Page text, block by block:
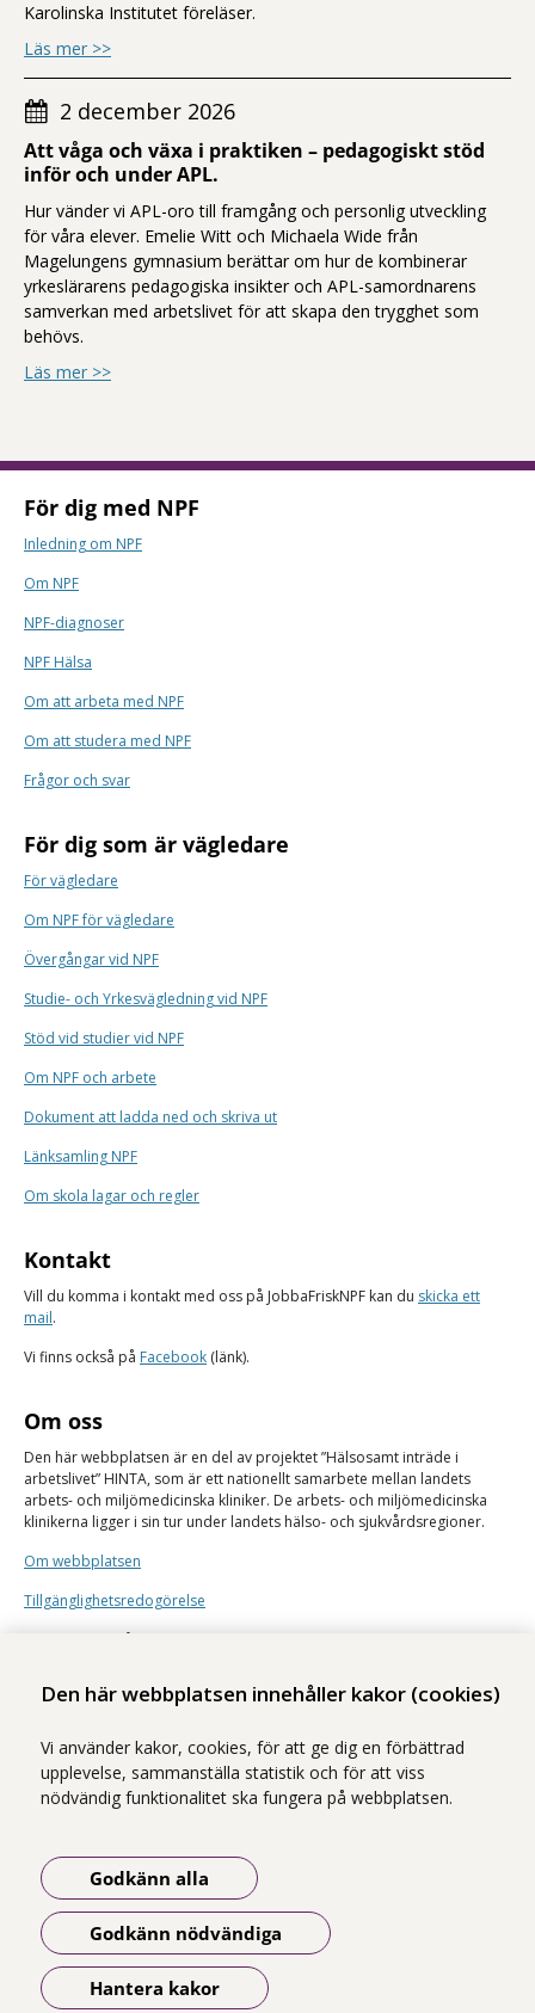
Den här webbplatsen innehåller kakor (cookies)
Vi använder kakor, cookies, för att ge dig en förbättrad
upplevelse, sammanställa statistik och för att viss
nödvändig funktionalitet ska fungera på webbplatsen.
Godkänn alla
Godkänn nödvändiga
Hantera kakor
Karolinska Institutet föreläser.
Läs mer >>om Övergången till jobb, studier och eget boende för unga med NPF - att
2 december 2026
Att våga och växa i praktiken – pedagogiskt stöd
inför och under APL.
Hur vänder vi APL-oro till framgång och personlig utveckling
för våra elever. Emelie Witt och Michaela Wide från
Magelungens gymnasium berättar om hur de kombinerar
yrkeslärarens pedagogiska insikter och APL-samordnarens
samverkan med arbetslivet för att skapa den trygghet som
behövs.
Läs mer >>om Att våga och växa i praktiken – pedagogiskt stöd inför och under APL.
För dig med NPF
Inledning om NPF
Om NPF
NPF-diagnoser
NPF Hälsa
Om att arbeta med NPF
Om att studera med NPF
Frågor och svar
För dig som är vägledare
För vägledare
Om NPF för vägledare
Övergångar vid NPF
Studie- och Yrkesvägledning vid NPF
Stöd vid studier vid NPF
Om NPF och arbete
Dokument att ladda ned och skriva ut
Länksamling NPF
Om skola lagar och regler
Kontakt
Vill du komma i kontakt med oss på JobbaFriskNPF kan du skicka ett
mail.
Vi finns också på Facebook (länk).
Om oss
Den här webbplatsen är en del av projektet ”Hälsosamt inträde i
arbetslivet” HINTA, som är ett nationellt samarbete mellan landets
arbets- och miljömedicinska kliniker. De arbets- och miljömedicinska
klinikerna ligger i sin tur under landets hälso- och sjukvårdsregioner.
Om webbplatsen
Tillgänglighetsredogörelse
Illustrationer från